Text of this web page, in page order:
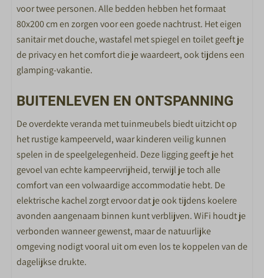
Peuterbad
Animatieteam in de vakanties
Buitenspeeltuinen
SPORT EN SPEL
X-Cube Escape room
Binnenzwembad
Bowlen
Racelounge
Jeu de Boules
Voetbalbiljart
Minigolf
Sportschool
Fietsverhuur
ETEN EN DRINKEN
voor twee personen. Alle bedden hebben het formaat
80x200 cm en zorgen voor een goede nachtrust. Het eigen
sanitair met douche, wastafel met spiegel en toilet geeft je
de privacy en het comfort die je waardeert, ook tijdens een
glamping-vakantie.
BUITENLEVEN EN ONTSPANNING
De overdekte veranda met tuinmeubels biedt uitzicht op
het rustige kampeerveld, waar kinderen veilig kunnen
spelen in de speelgelegenheid. Deze ligging geeft je het
gevoel van echte kampeervrijheid, terwijl je toch alle
comfort van een volwaardige accommodatie hebt. De
elektrische kachel zorgt ervoor dat je ook tijdens koelere
avonden aangenaam binnen kunt verblijven. WiFi houdt je
verbonden wanneer gewenst, maar de natuurlijke
omgeving nodigt vooral uit om even los te koppelen van de
dagelijkse drukte.